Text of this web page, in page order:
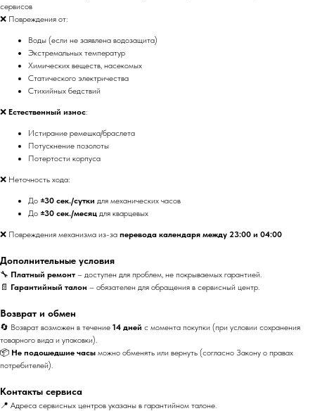
сервисов
❌ Повреждения от:
Воды (если не заявлена водозащита)
Экстремальных температур
Химических веществ, насекомых
Статического электричества
Стихийных бедствий
❌ Естественный износ:
Истирание ремешка/браслета
Потускнение позолоты
Потертости корпуса
❌ Неточность хода:
До ±30 сек./сутки для механических часов
До ±30 сек./месяц для кварцевых
❌ Повреждения механизма из-за перевода календаря между 23:00 и 04:00
Дополнительные условия
🔧 Платный ремонт – доступен для проблем, не покрываемых гарантией.
📄 Гарантийный талон – обязателен для обращения в сервисный центр.
Возврат и обмен
🔄 Возврат возможен в течение 14 дней с момента покупки (при условии сохранения
товарного вида и упаковки).
📦 Не подошедшие часы можно обменять или вернуть (согласно Закону о правах
потребителей).
Контакты сервиса
📍 Адреса сервисных центров указаны в гарантийном талоне.